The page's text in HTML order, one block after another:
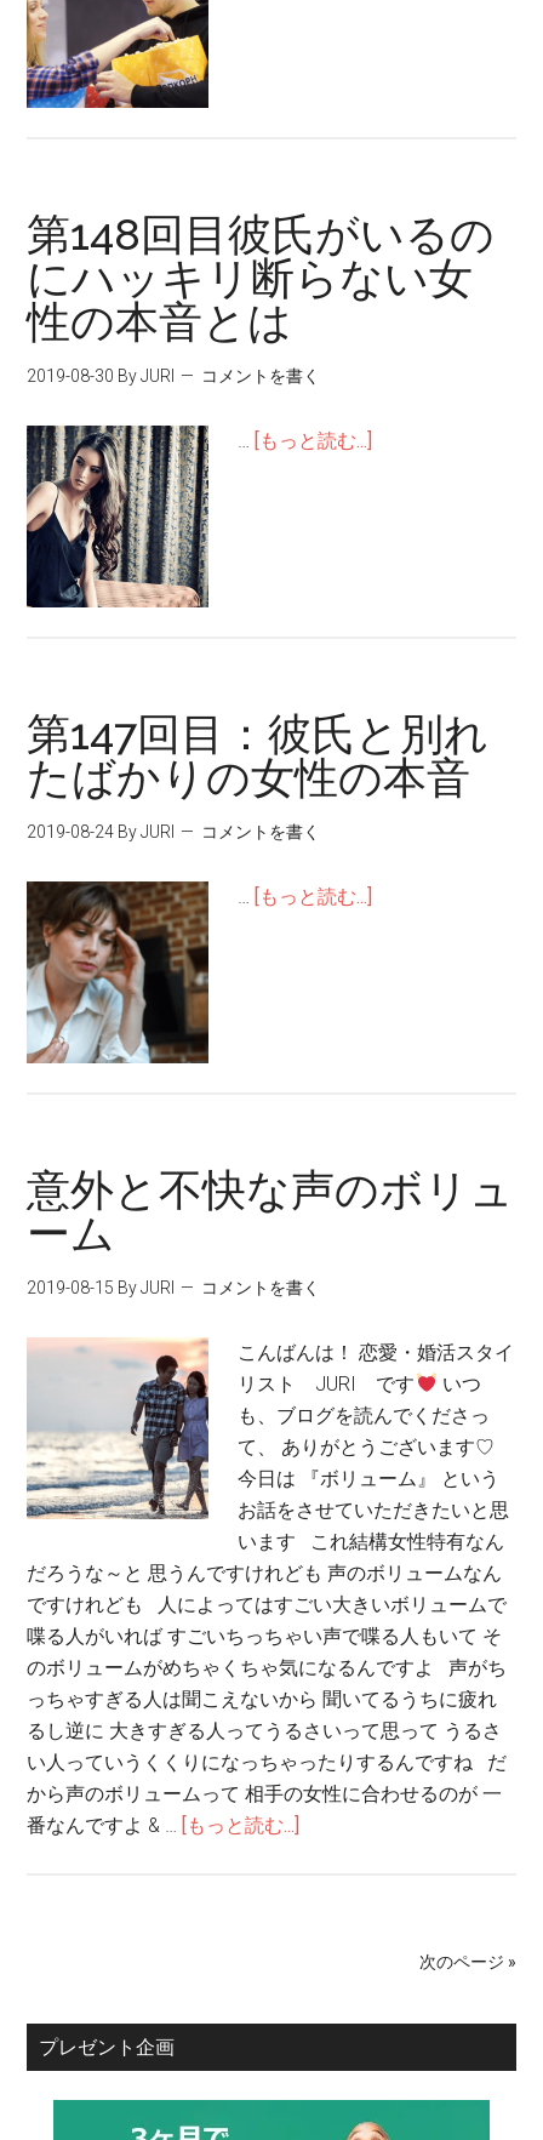
第148回目彼氏がいるの
にハッキリ断らない女
性の本音とは
2019-08-30 By JURI コメントを書く
… [もっと読む...]
第147回目：彼氏と別れ
たばかりの女性の本音
2019-08-24 By JURI コメントを書く
… [もっと読む...]
意外と不快な声のボリュ
ーム
2019-08-15 By JURI コメントを書く
こんばんは！ 恋愛・婚活スタイ
リスト JURI です
いつ
も、ブログを読んでくださっ
て、 ありがとうございます♡
今日は 『ボリューム』 という
お話をさせていただきたいと思
います これ結構女性特有なん
だろうな～と 思うんですけれども 声のボリュームなん
ですけれども 人によってはすごい大きいボリュームで
喋る人がいれば すごいちっちゃい声で喋る人もいて そ
のボリュームがめちゃくちゃ気になるんですよ 声がち
っちゃすぎる人は聞こえないから 聞いてるうちに疲れ
るし逆に 大きすぎる人ってうるさいって思って うるさ
い人っていうくくりになっちゃったりするんですね だ
から声のボリュームって 相手の女性に合わせるのが 一
番なんですよ & … [もっと読む...]
次のページ »
プレゼント企画